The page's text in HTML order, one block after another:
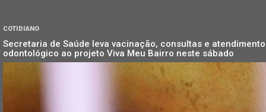
COTIDIANO
Secretaria de Saúde leva vacinação, consultas e atendimento
odontológico ao projeto Viva Meu Bairro neste sábado